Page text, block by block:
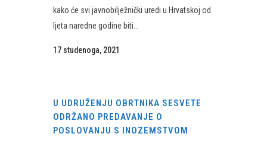
kako će svi javnobilježnički uredi u Hrvatskoj od
ljeta naredne godine biti...
17 studenoga, 2021
U UDRUŽENJU OBRTNIKA SESVETE
ODRŽANO PREDAVANJE O
POSLOVANJU S INOZEMSTVOM